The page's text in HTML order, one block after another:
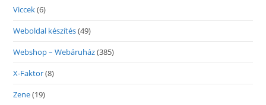
Viccek(6)
Weboldal készítés(49)
Webshop – Webáruház(385)
X-Faktor(8)
Zene(19)